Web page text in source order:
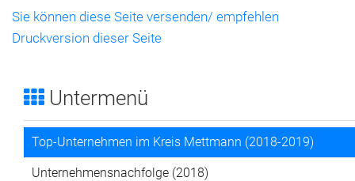
Sie können diese Seite versenden/ empfehlen
Druckversion dieser Seite
Untermenü
Top-Unternehmen im Kreis Mettmann (2018-2019)
Unternehmensnachfolge (2018)